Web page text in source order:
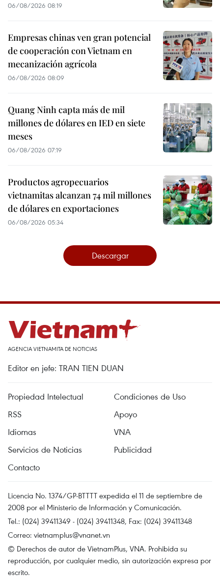
06/08/2026 08:19
Empresas chinas ven gran potencial
de cooperación con Vietnam en
mecanización agrícola
06/08/2026 08:09
Quang Ninh capta más de mil
millones de dólares en IED en siete
meses
06/08/2026 07:19
Productos agropecuarios
vietnamitas alcanzan 74 mil millones
de dólares en exportaciones
06/08/2026 05:34
Descargar
AGENCIA VIETNAMITA DE NOTICIAS
Editor en jefe: TRAN TIEN DUAN
Propiedad Intelectual
Condiciones de Uso
RSS
Apoyo
Idiomas
VNA
Servicios de Noticias
Publicidad
Contacto
Licencia No. 1374/GP-BTTTT expedida el 11 de septiembre de
2008 por el Ministerio de Información y Comunicación.
Tel.: (024) 39411349 - (024) 39411348, Fax: (024) 39411348
Correo: vietnamplus@vnanet.vn
© Derechos de autor de VietnamPlus, VNA. Prohibida su
reproducción, por cualquier medio, sin autorización expresa por
escrito.